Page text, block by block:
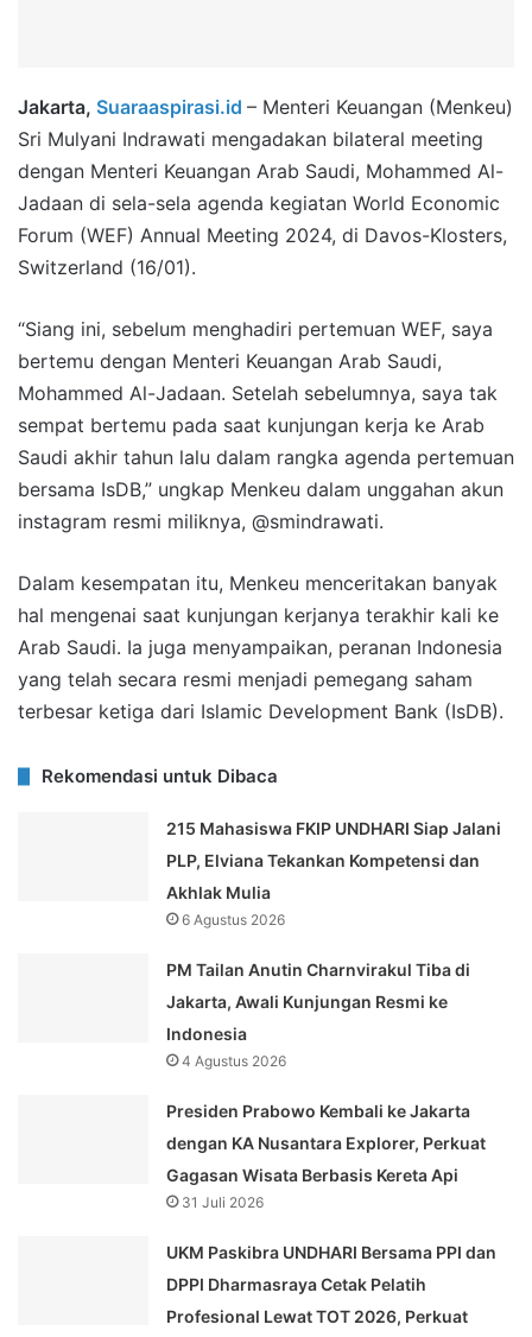
Jakarta, Suaraaspirasi.id – Menteri Keuangan (Menkeu)
Sri Mulyani Indrawati mengadakan bilateral meeting
dengan Menteri Keuangan Arab Saudi, Mohammed Al-
Jadaan di sela-sela agenda kegiatan World Economic
Forum (WEF) Annual Meeting 2024, di Davos-Klosters,
Switzerland (16/01).
“Siang ini, sebelum menghadiri pertemuan WEF, saya
bertemu dengan Menteri Keuangan Arab Saudi,
Mohammed Al-Jadaan. Setelah sebelumnya, saya tak
sempat bertemu pada saat kunjungan kerja ke Arab
Saudi akhir tahun lalu dalam rangka agenda pertemuan
bersama IsDB,” ungkap Menkeu dalam unggahan akun
instagram resmi miliknya, @smindrawati.
Dalam kesempatan itu, Menkeu menceritakan banyak
hal mengenai saat kunjungan kerjanya terakhir kali ke
Arab Saudi. Ia juga menyampaikan, peranan Indonesia
yang telah secara resmi menjadi pemegang saham
terbesar ketiga dari Islamic Development Bank (IsDB).
Rekomendasi untuk Dibaca
215 Mahasiswa FKIP UNDHARI Siap Jalani
PLP, Elviana Tekankan Kompetensi dan
Akhlak Mulia
6 Agustus 2026
PM Tailan Anutin Charnvirakul Tiba di
Jakarta, Awali Kunjungan Resmi ke
Indonesia
4 Agustus 2026
Presiden Prabowo Kembali ke Jakarta
dengan KA Nusantara Explorer, Perkuat
Gagasan Wisata Berbasis Kereta Api
31 Juli 2026
UKM Paskibra UNDHARI Bersama PPI dan
DPPI Dharmasraya Cetak Pelatih
Profesional Lewat TOT 2026, Perkuat